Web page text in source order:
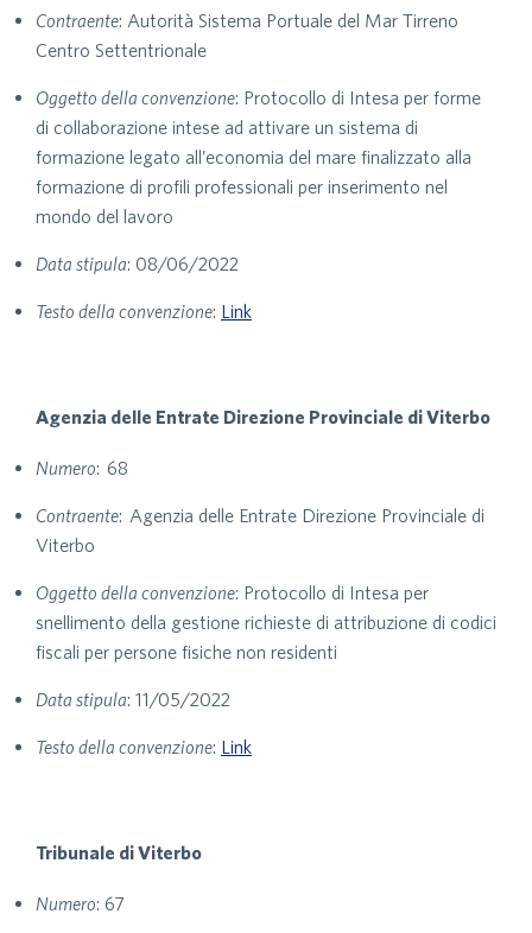
Contraente: Autorità Sistema Portuale del Mar Tirreno
Centro Settentrionale
Oggetto della convenzione: Protocollo di Intesa per forme
di collaborazione intese ad attivare un sistema di
formazione legato all’economia del mare finalizzato alla
formazione di profili professionali per inserimento nel
mondo del lavoro
Data stipula: 08/06/2022
Testo della convenzione: Link
Agenzia delle Entrate Direzione Provinciale di Viterbo
Numero: 68
Contraente: Agenzia delle Entrate Direzione Provinciale di
Viterbo
Oggetto della convenzione: Protocollo di Intesa per
snellimento della gestione richieste di attribuzione di codici
fiscali per persone fisiche non residenti
Data stipula: 11/05/2022
Testo della convenzione: Link
Tribunale di Viterbo
Numero: 67